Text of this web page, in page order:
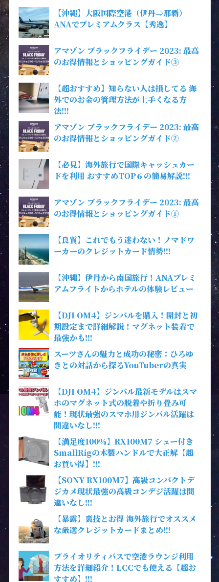
【沖縄】大阪国際空港（伊丹⇒那覇）
ANAでプレミアムクラス【秀逸】
アマゾン ブラックフライデー 2023: 最高
のお得情報とショッピングガイド③
【超おすすめ】知らない人は損してる 海
外でのお金の管理方法が上手くなる方
法!!!
アマゾン ブラックフライデー 2023: 最高
のお得情報とショッピングガイド②
【必見】海外旅行で国際キャッシュカー
ドを利用 おすすめTOP６の簡易解説!!!
アマゾン ブラックフライデー 2023: 最高
のお得情報とショッピングガイド①
【良質】これでもう迷わない！ノマドワ
ーカーのクレジットカード情勢!!!
【沖縄】伊丹から南国旅行！ANAプレミ
アムフライトからホテルの体験レビュー
【DJI OM4】ジンバルを購入！開封と初
期設定まで詳細解説！マグネット装着で
最強かも!!!
スーツさんの魅力と成功の秘密：ひろゆ
きとの対話から探るYouTuberの真実
【DJI OM4】ジンバル最新モデルはスマ
ホのマグネット式の脱着や折り畳み可
能！現状最強のスマホ用ジンバル活躍は
間違いなし!!!
【満足度100％】RX100M7 シュー付き
SmallRigの木製ハンドルで大正解【超
お買い得】!!!
【SONY RX100M7】高級コンパクトデ
ジカメ現状最強の高級コンデジ活躍は間
違いなし!!!
【暴露】裏技とお得 海外旅行でオススメ
な厳選クレジットカードまとめ!!!
プライオリティパスで空港ラウンジ利用
方法を詳細紹介！LCCでも使える【超お
すすめ】!!!